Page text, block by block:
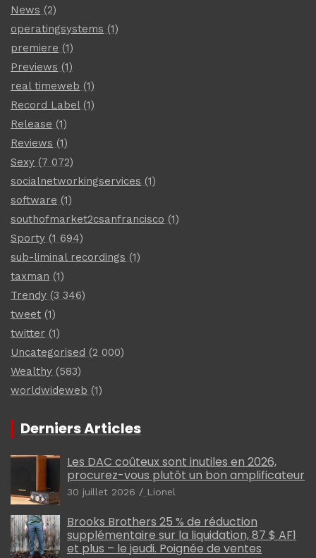
News (2)
operatingsystems (1)
premiere (1)
Previews (1)
real timeweb (1)
Record Label(1)
Release (1)
Reviews (1)
Sexy (7 072)
socialnetworkingservices (1)
software (1)
southofmarket2csanfrancisco (1)
Sporty (1 694)
sub-liminal recordings (1)
taxman (1)
Trendy (3 346)
tweet (1)
twitter (1)
Uncategorised (2 000)
Wealthy (583)
worldwideweb (1)
Derniers Articles
Les DAC coûteux sont inutiles en 2026,
procurez-vous plutôt un bon amplificateur
30 juillet 2026 Lionel
Brooks Brothers 25 % de réduction
supplémentaire sur la liquidation, 87 $ AF1
et plus – le jeudi. Poignée de ventes